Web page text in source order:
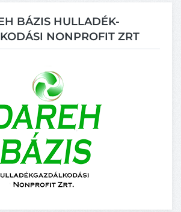
BÁZIS HULLADÉK-
NONPROFIT ZRT